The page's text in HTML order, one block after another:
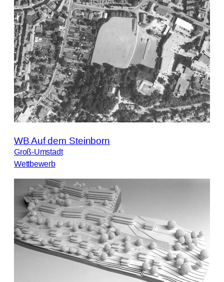
WB Auf dem Steinborn
Groß-Umstadt
Wettbewerb